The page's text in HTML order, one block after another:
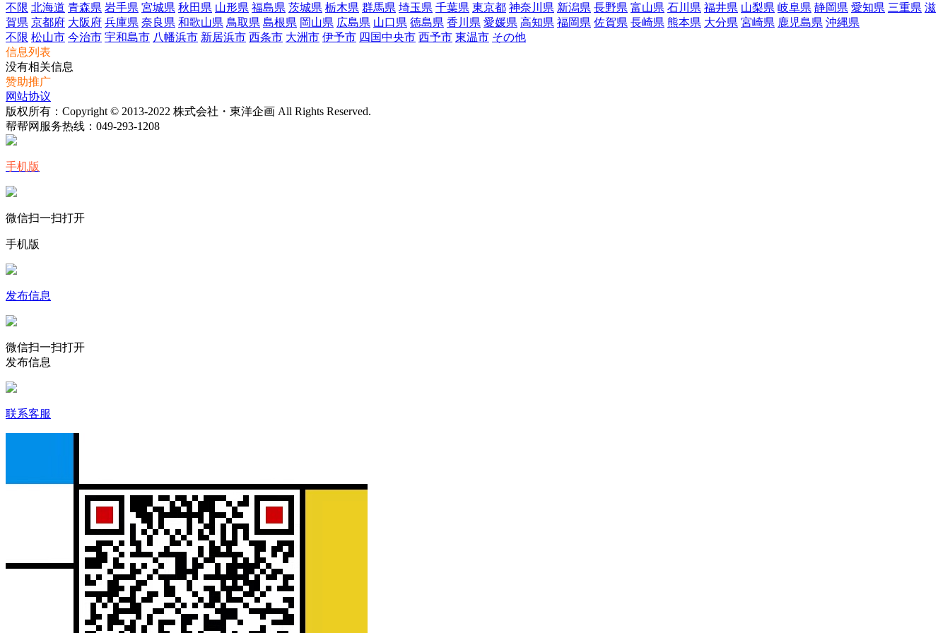
不限 北海道 青森県 岩手県 宮城県 秋田県 山形県 福島県 茨城県 栃木県 群馬県 埼玉県 千葉県 東京都 神奈川県 新潟県 長野県 富山県 石川県 福井県 山梨県 岐阜県 静岡県 愛知県 三重県 滋
賀県 京都府 大阪府 兵庫県 奈良県 和歌山県 鳥取県 島根県 岡山県 広島県 山口県 徳島県 香川県 愛媛県 高知県 福岡県 佐賀県 長崎県 熊本県 大分県 宮崎県 鹿児島県 沖縄県
不限 松山市 今治市 宇和島市 八幡浜市 新居浜市 西条市 大洲市 伊予市 四国中央市 西予市 東温市 その他
信息列表
没有相关信息
赞助推广
网站协议
版权所有：Copyright © 2013-2022 株式会社・東洋企画 All Rights Reserved.
帮帮网服务热线： 049-293-1208
手机版
微信扫一扫打开
手机版
发布信息
微信扫一扫打开
发布信息
联系客服